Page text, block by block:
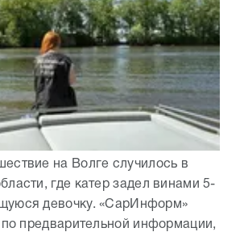
на Волге случилось в
где катер задел винами 5-
девочку. «СарИнформ»
предварительной информации,